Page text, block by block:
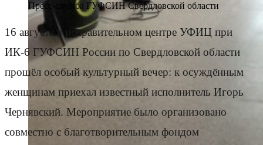
Пресс-служба ГУФСИН Свердловской области
16 августа в исправительном центре УФИЦ при
ИК-6 ГУФСИН России по Свердловской области
прошёл особый культурный вечер: к осуждённым
женщинам приехал известный исполнитель Игорь
Чернявский. Мероприятие было организовано
совместно с благотворительным фондом